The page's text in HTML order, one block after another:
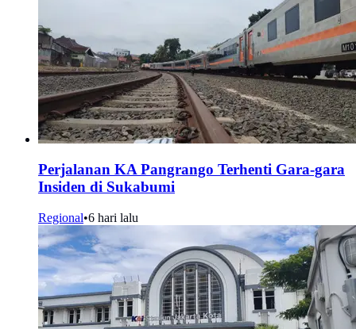
Perjalanan KA Pangrango Terhenti Gara-gara
Insiden di Sukabumi
Regional•6 hari lalu